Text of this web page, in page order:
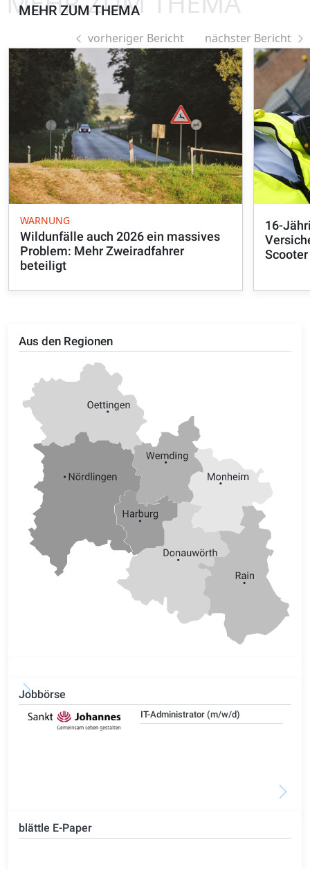
Aus den Regionen
Jobbörse
IT-Administrator (m/w/d)
blättle E-Paper
MEHR ZUM THEMA
vorheriger Bericht nächster Bericht
WARNUNG
Wildunfälle auch 2026 ein massives
Problem: Mehr Zweiradfahrer
beteiligt
16-
Scooter